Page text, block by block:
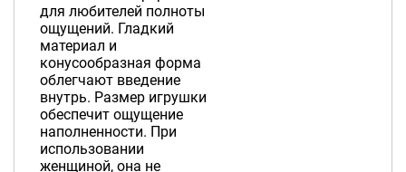
для любителей полноты
ощущений. Гладкий
материал и
конусообразная форма
облегчают введение
внутрь. Размер игрушки
обеспечит ощущение
наполненности. При
использовании
женщиной, она не